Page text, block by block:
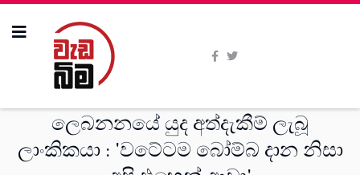
ලෙබනනයේ යුද අත්දැකීම් ලැබූ
ලාංකිකයා : 'වටේටම බෝම්බ දාන නිසා